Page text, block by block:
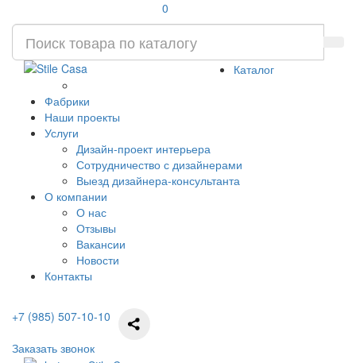
0
Каталог
Фабрики
Наши проекты
Услуги
Дизайн-проект интерьера
Сотрудничество с дизайнерами
Выезд дизайнера-консультанта
О компании
О нас
Отзывы
Вакансии
Новости
Контакты
+7 (985) 507-10-10
Заказать звонок